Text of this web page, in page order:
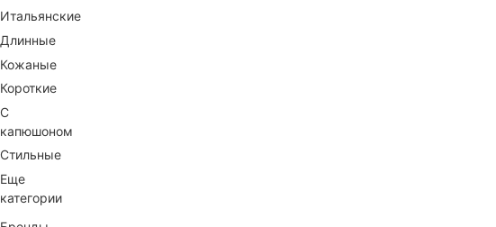
Итальянские
Длинные
Кожаные
Короткие
С
капюшоном
Стильные
Еще
категории